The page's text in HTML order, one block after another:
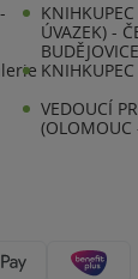
ÚVAZEK) -
BUDĚJOVICE
VEDOUCÍ
(OLOMOUC